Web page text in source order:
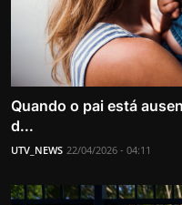
Quando o pai está
d...
UTV_NEWS 22/04/2026 - 04:11